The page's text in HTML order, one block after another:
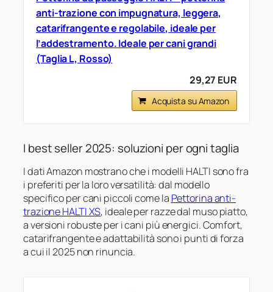
anti-trazione con impugnatura, leggera,
catarifrangente e regolabile, ideale per
l’addestramento. Ideale per cani grandi
(Taglia L, Rosso)
29,27 EUR
Acquista su Amazon
I best seller 2025: soluzioni per ogni taglia
I dati Amazon mostrano che i modelli HALTI sono fra
i preferiti per la loro versatilità: dal modello
specifico per cani piccoli come la Pettorina anti-
trazione HALTI XS, ideale per razze dal muso piatto,
a versioni robuste per i cani più energici. Comfort,
catarifrangente e adattabilità sono i punti di forza
a cui il 2025 non rinuncia.